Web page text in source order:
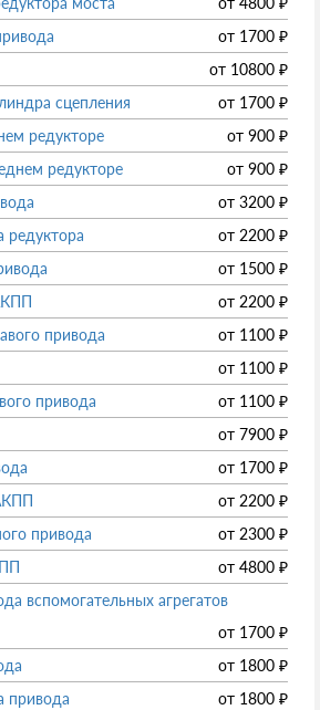
от 1700 ₽
от 10800 ₽
сцепления
от 1700 ₽
редукторе
от 900 ₽
редукторе
от 900 ₽
от 3200 ₽
от 2200 ₽
от 1500 ₽
от 2200 ₽
привода
от 1100 ₽
от 1100 ₽
привода
от 1100 ₽
от 7900 ₽
от 1700 ₽
от 2200 ₽
привода
от 2300 ₽
от 4800 ₽
вспомогательных агрегатов
от 1700 ₽
от 1800 ₽
привода
от 1800 ₽